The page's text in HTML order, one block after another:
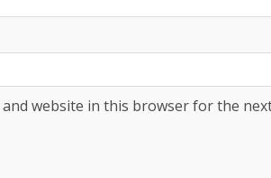
and website in this browser for the